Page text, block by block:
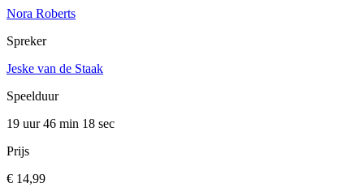
Nora Roberts
Spreker
Jeske van de Staak
Speelduur
19 uur 46 min 18 sec
Prijs
€ 14,99